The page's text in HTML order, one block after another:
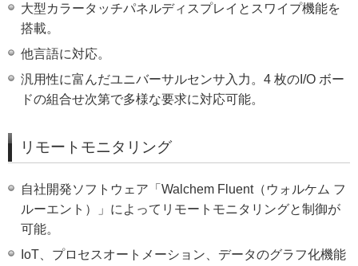
大型カラータッチパネルディスプレイとスワイプ機能を
搭載。
他言語に対応。
汎用性に富んだユニバーサルセンサ入力。4 枚のI/O ボー
ドの組合せ次第で多様な要求に対応可能。
リモートモニタリング
自社開発ソフトウェア「Walchem Fluent（ウォルケム フ
ルーエント）」によってリモートモニタリングと制御が
可能。
IoT、プロセスオートメーション、データのグラフ化機能